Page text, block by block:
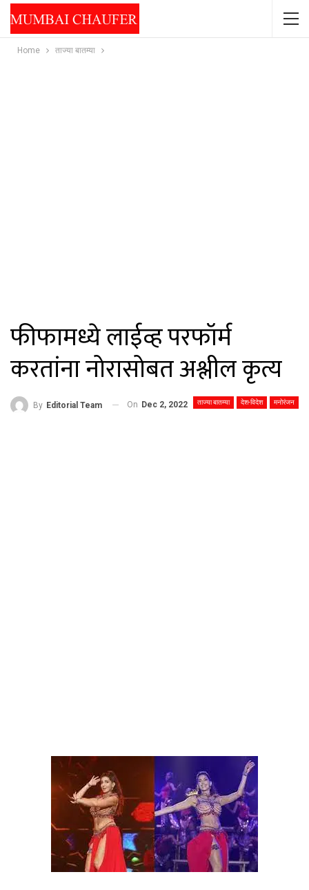
Home ताज्या बातम्या
फीफामध्ये लाईव्ह परफॉर्म
करतांना नोरासोबत अश्लील कृत्य
ताज्या बातम्या देश-विदेश मनोरंजन
By Editorial Team On Dec 2, 2022